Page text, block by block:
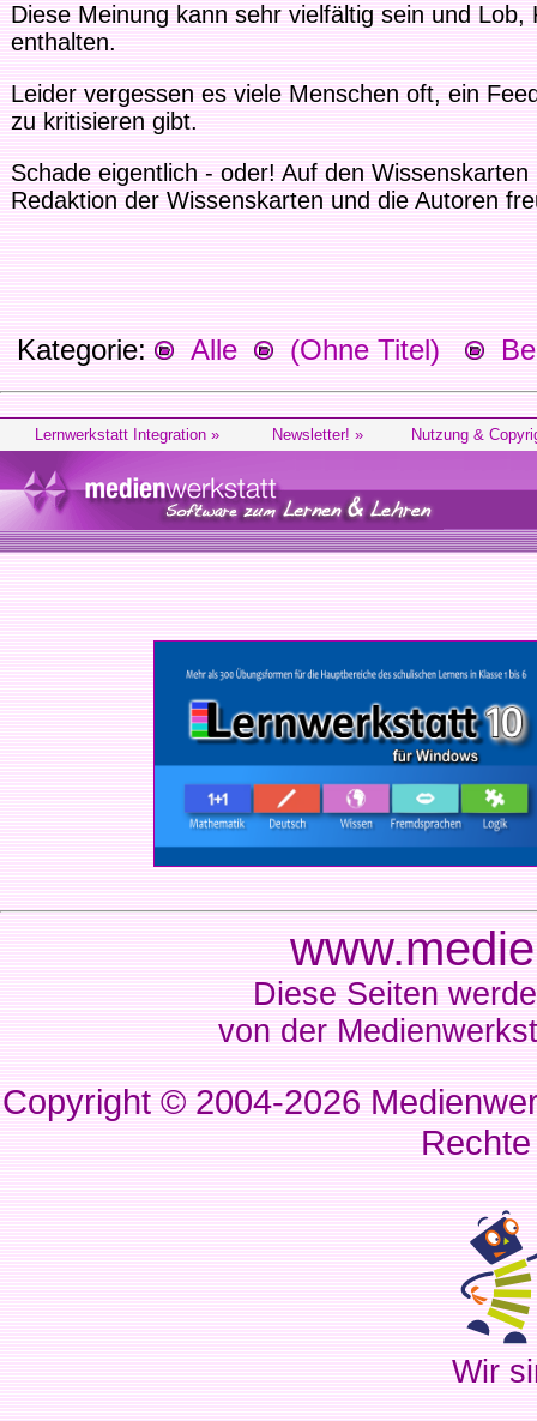
Diese Meinung kann sehr vielfältig sein und
enthalten.
Leider vergessen es viele Menschen oft, ein
zu kritisieren gibt.
Schade eigentlich - oder! Auf den
Redaktion der Wissenskarten und die Autoren
Kategorie: Alle (Ohne Titel)
Lernwerkstatt Integration » Newsletter! » Nutzung &
Diese Seiten
von der
Copyright © 2004-2026
Wir